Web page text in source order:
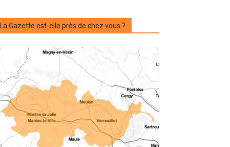
La Gazette est-elle près de chez vous ?